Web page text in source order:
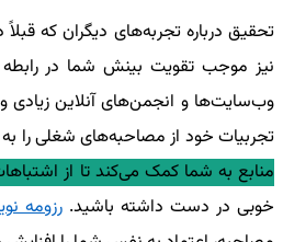
تحقیق درباره تجربه‌های دیگران که
نیز موجب تقویت بینش شما در
وب‌سایت‌ها و انجمن‌های آنلاین زیادی
تجربیات خود از مصاحبه‌های شغلی را
منابع به شما کمک می‌کند تا از
خوبی در دست داشته باشید. رزومه